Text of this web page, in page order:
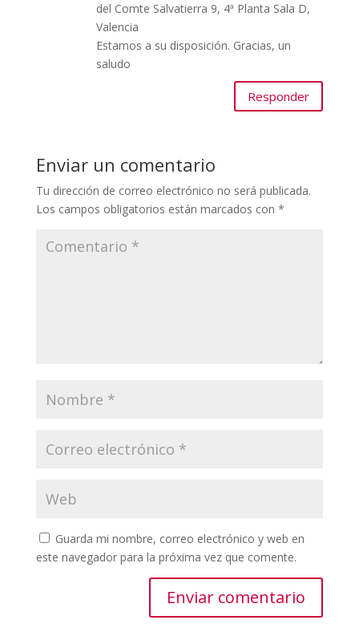
del Comte Salvatierra 9, 4ª Planta Sala D,
Valencia
Estamos a su disposición. Gracias, un
saludo
Responder
Enviar un comentario
Tu dirección de correo electrónico no será publicada.
Los campos obligatorios están marcados con *
Guarda mi nombre, correo electrónico y web en
este navegador para la próxima vez que comente.
Enviar comentario